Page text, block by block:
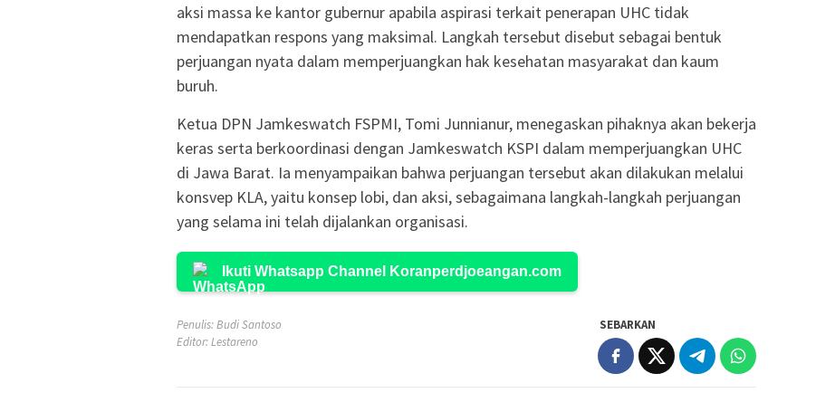
aksi massa ke kantor gubernur apabila aspirasi terkait penerapan UHC tidak
mendapatkan respons yang maksimal. Langkah tersebut disebut sebagai bentuk
perjuangan nyata dalam memperjuangkan hak kesehatan masyarakat dan kaum
buruh.
Ketua DPN Jamkeswatch FSPMI, Tomi Junnianur, menegaskan pihaknya akan bekerja
keras serta berkoordinasi dengan Jamkeswatch KSPI dalam memperjuangkan UHC
di Jawa Barat. Ia menyampaikan bahwa perjuangan tersebut akan dilakukan melalui
konsvep KLA, yaitu konsep lobi, dan aksi, sebagaimana langkah-langkah perjuangan
yang selama ini telah dijalankan organisasi.
Ikuti Whatsapp Channel Koranperdjoeangan.com
Penulis: Budi Santoso
Editor: Lestareno
SEBARKAN